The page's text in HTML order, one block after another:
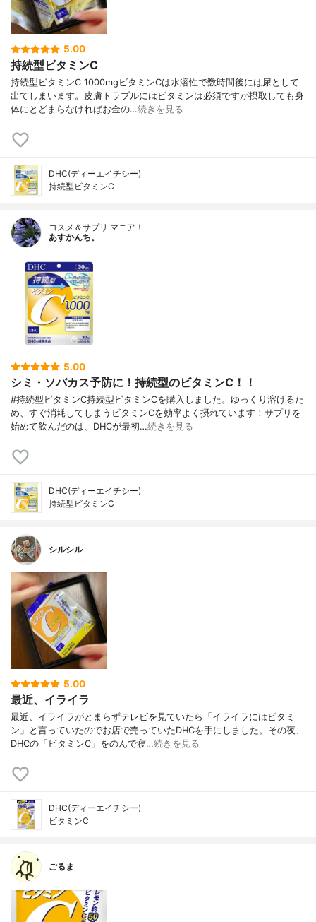
5.00
持続型ビタミンC
持続型ビタミンC 1000mgビタミンCは水溶性で数時間後には尿として
出てしまいます。皮膚トラブルにはビタミンは必須ですが摂取しても身
体にとどまらなければお金の…続きを見る
DHC(ディーエイチシー)
持続型ビタミンC
コスメ＆サプリ マニア！
あすかんち。
5.00
シミ・ソバカス予防に！持続型のビタミンC！！
#持続型ビタミンC持続型ビタミンCを購入しました。ゆっくり溶けるた
め、すぐ消耗してしまうビタミンCを効率よく摂れています！サプリを
始めて飲んだのは、DHCが最初…続きを見る
DHC(ディーエイチシー)
持続型ビタミンC
シルシル
5.00
最近、イライラ
最近、イライラがとまらずテレビを見ていたら「イライラにはビタミ
ン」と言っていたのでお店で売っていたDHCを手にしました。その夜、
DHCの「ビタミンC」をのんで寝…続きを見る
DHC(ディーエイチシー)
ビタミンC
ごるま